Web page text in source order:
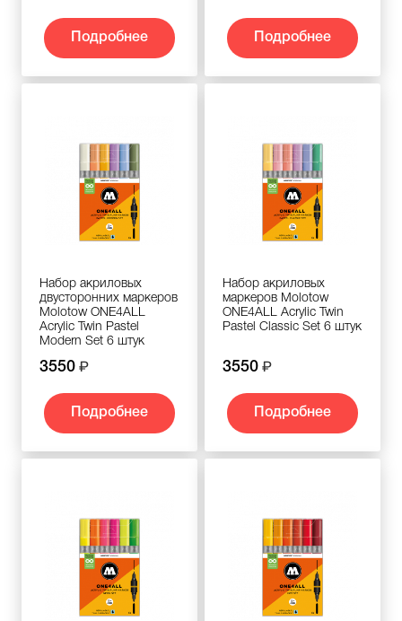
Подробнее Подробнее
Набор акриловых
двусторонних маркеров
Molotow ONE4ALL
Acrylic Twin Pastel
Modern Set 6 штук
3550
Подробнее
Набор акриловых
маркеров Molotow
ONE4ALL Acrylic Twin
Pastel Classic Set 6 штук
3550
Подробнее